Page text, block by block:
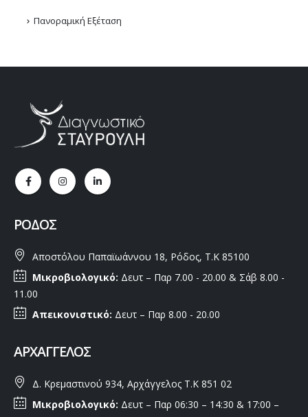
Πανοραμική Εξέταση
ΡΌΔΟΣ
Αποστόλου Παπαϊωάννου 18, Ρόδος, Τ.Κ 85100
Μικροβιολογικό: Δευτ – Παρ 7.00 - 20.00 & Σάβ 8.00 -
11.00
Απεικονιστικό: Δευτ – Παρ 8.00 - 20.00
ΑΡΧΆΓΓΕΛΟΣ
Δ. Κρεμαστινού 934, Αρχάγγελος Τ.Κ 851 02
Μικροβιολογικό: Δευτ – Παρ 06:30 – 14:30 & 17:00 –